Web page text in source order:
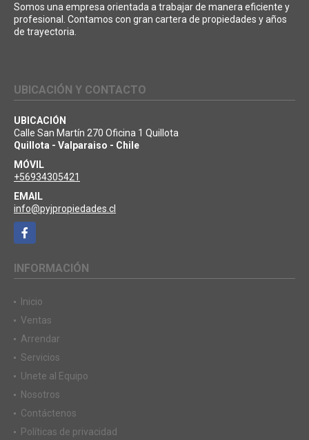
Somos una empresa orientada a trabajar de manera eficiente y
profesional. Contamos con gran cartera de propiedades y años
de trayectoria.
UBICACIÓN Y CONTACTO
UBICACIÓN
Calle San Martín 270 Oficina 1 Quillota
Quillota - Valparaiso - Chile
MÓVIL
+56934305421
EMAIL
info@pyjpropiedades.cl
Facebook
INFORMACIÓN
Inicio
Ventas
Arrendar
Servicios
Unete al Equipo
Nosotros
Contáctenos
Políticas de privacidad